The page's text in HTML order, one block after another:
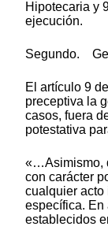
Hipotecaria y
ejecución.
Segundo.
El artículo 9
preceptiva la
casos, fuera
potestativa
«…Asimismo,
con carácter
cualquier acto
específica. En
establecidos